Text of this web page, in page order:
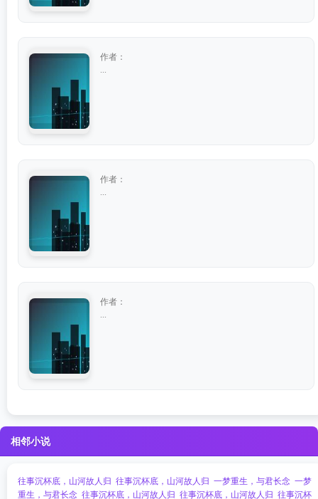
作者：
作者：
作者：
相邻小说
往事沉杯底，山河故人归 往事沉杯底，山河故人归 一梦重生，与君长念 一梦
重生，与君长念 往事沉杯底，山河故人归 往事沉杯底，山河故人归 往事沉杯